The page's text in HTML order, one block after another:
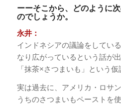
ーーそこから、どのように
のでしょうか。
永井：
インドネシアの議論をしてい
なり広がっているという話が
「抹茶×さつまいも」という仮
実は過去に、アメリカ・ロサ
うちのさつまいもペーストを